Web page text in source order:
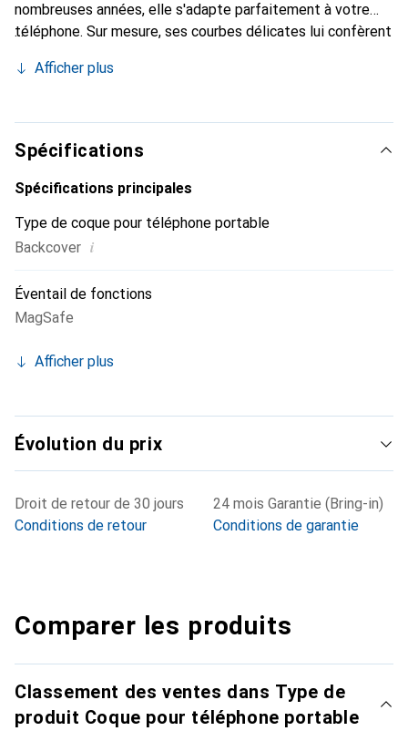
nombreuses années, elle s'adapte parfaitement à votre
téléphone. Sur mesure, ses courbes délicates lui confèrent
et indispensable pour votre smartphone. Reconnaître
marque Noreve est un choix sûr pour une clientèle
exigeante.
Afficher plus
Spécifications
Spécifications principales
Type de coque pour téléphone portable
Backcover i
Éventail de fonctions
MagSafe
Afficher plus
Évolution du prix
Droit de retour de 30 jours
Conditions de retour
24 mois Garantie (Bring-in)
Conditions de garantie
Comparer les produits
Classement des ventes dans Type de
produit Coque pour téléphone portable